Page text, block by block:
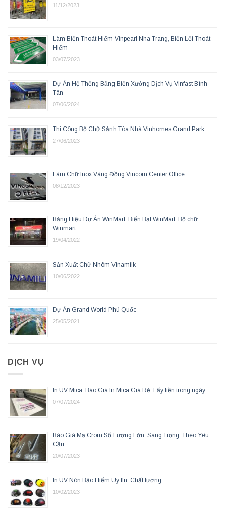
11/12/2023
Làm Biển Thoát Hiểm Vinpearl Nha Trang, Biển Lối Thoát
Hiểm
03/07/2023
Dự Án Hệ Thống Bảng Biển Xưởng Dịch Vụ Vinfast Bình
Tân
07/06/2024
Thi Công Bộ Chữ Sảnh Tòa Nhà Vinhomes Grand Park
27/06/2023
Làm Chữ Inox Vàng Đồng Vincom Center Office
08/12/2023
Bảng Hiệu Dự Án WinMart, Biển Bạt WinMart, Bộ chữ
Winmart
19/04/2022
Sản Xuất Chữ Nhôm Vinamilk
10/06/2022
Dự Án Grand World Phú Quốc
25/05/2021
DỊCH VỤ
In UV Mica, Báo Giá In Mica Giá Rẻ, Lấy liền trong ngày
07/07/2024
Báo Giá Mạ Crom Số Lượng Lớn, Sang Trọng, Theo Yêu
Cầu
20/07/2023
In UV Nón Bảo Hiểm Uy tín, Chất lượng
10/02/2023